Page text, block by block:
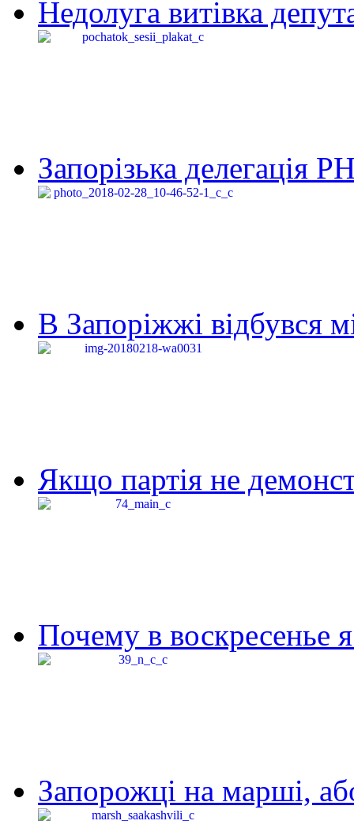
Недолуга витівка
Запорізька делегація
В Запоріжжі відбувся
Якщо партія не
Почему в воскресенье
Запорожці на марші,